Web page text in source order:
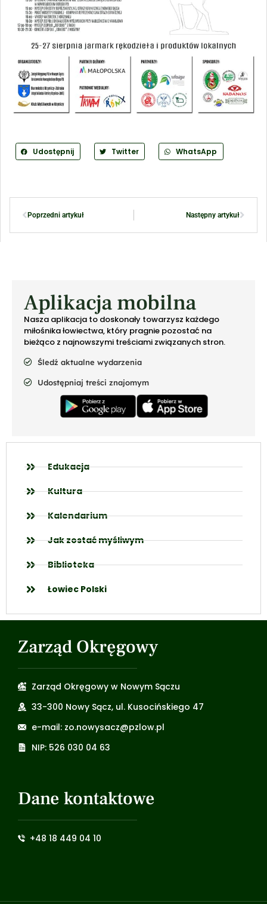
Udostępnij Twitter WhatsApp
Poprzedni artykuł Następny artykuł
Aplikacja mobilna
Nasza aplikacja to doskonały towarzysz każdego
miłośnika łowiectwa, który pragnie pozostać na
bieżąco z najnowszymi treściami związanych stron.
Śledź aktualne wydarzenia
Udostępniaj treści znajomym
Edukacja
Kultura
Kalendarium
Jak zostać myśliwym
Biblioteka
Łowiec Polski
Zarząd Okręgowy
Zarząd Okręgowy w Nowym Sączu
33-300 Nowy Sącz, ul. Kusocińskiego 47
e-mail: zo.nowysacz@pzlow.pl
NIP: 526 030 04 63
Dane kontaktowe
+48 18 449 04 10